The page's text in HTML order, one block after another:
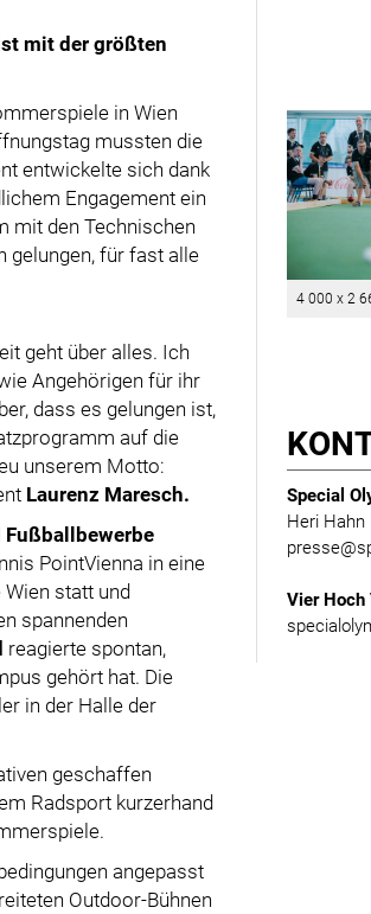
mit der größten
in Wien
mussten die
entwickelte sich dank
Engagement ein
mit den Technischen
gelungen, für fast alle
geht über alles. Ich
Angehörigen für ihr
dass es gelungen ist,
auf die
unserem Motto:
Laurenz Maresch.
PointVienna in eine
statt und
spannenden
reagierte spontan,
gehört hat. Die
in der Halle der
geschaffen
Radsport kurzerhand
angepasst
Outdoor-Bühnen
4 000 x 2
Special
Heri
Vier Hoch